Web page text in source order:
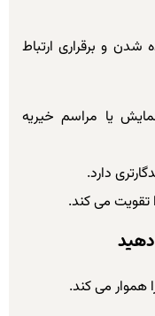
شدن و برقراری ارتباط
یا مراسم خیریه
دارد.
تقویت می کند.
هموار می کند.